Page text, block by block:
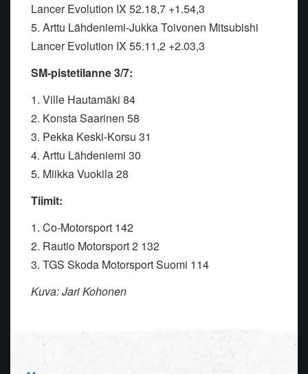
Lancer Evolution IX 52.18,7 +1.54,3
5. Arttu Lähdeniemi-Jukka Toivonen Mitsubishi
Lancer Evolution IX 55.11,2 +2.03,3
SM-pistetilanne 3/7:
1. Ville Hautamäki 84
2. Konsta Saarinen 58
3. Pekka Keski-Korsu 31
4. Arttu Lähdeniemi 30
5. Miikka Vuokila 28
Tiimit:
1. Co-Motorsport 142
2. Rautio Motorsport 2 132
3. TGS Skoda Motorsport Suomi 114
Kuva: Jari Kohonen